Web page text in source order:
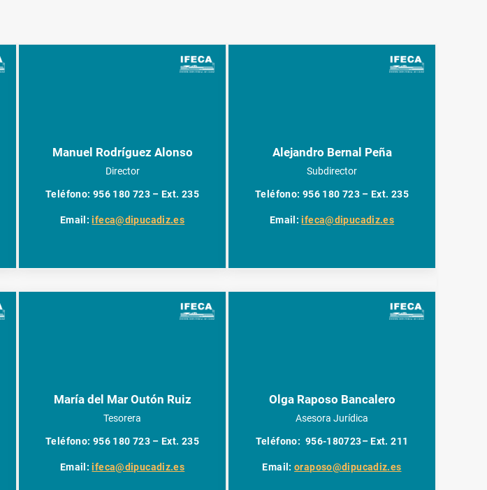
Manuel Rodríguez Alonso
Director
Teléfono: 956 180 723 – Ext. 235
Email:ifeca@dipucadiz.es
Alejandro Bernal Peña
Subdirector
Teléfono: 956 180 723 – Ext. 235
Email:ifeca@dipucadiz.es
María del Mar Outón Ruiz
Tesorera
Teléfono: 956 180 723 – Ext. 235
Email:ifeca@dipucadiz.es
Olga Raposo Bancalero
Asesora Jurídica
Teléfono: 956-180723– Ext. 211
Email:oraposo@dipucadiz.es